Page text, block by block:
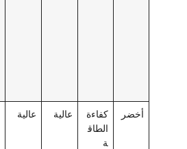
أخضر
كفاءة
الطاق
ة
عالية عالية